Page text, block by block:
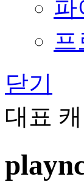
파
닫기
대표